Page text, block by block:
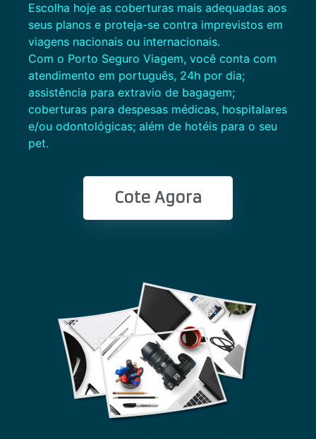
Escolha hoje as coberturas mais adequadas aos
seus planos e proteja-se contra imprevistos em
viagens nacionais ou internacionais.
Com o Porto Seguro Viagem, você conta com
atendimento em português, 24h por dia;
assistência para extravio de bagagem;
coberturas para despesas médicas, hospitalares
e/ou odontológicas; além de hotéis para o seu
pet.
Cote Agora